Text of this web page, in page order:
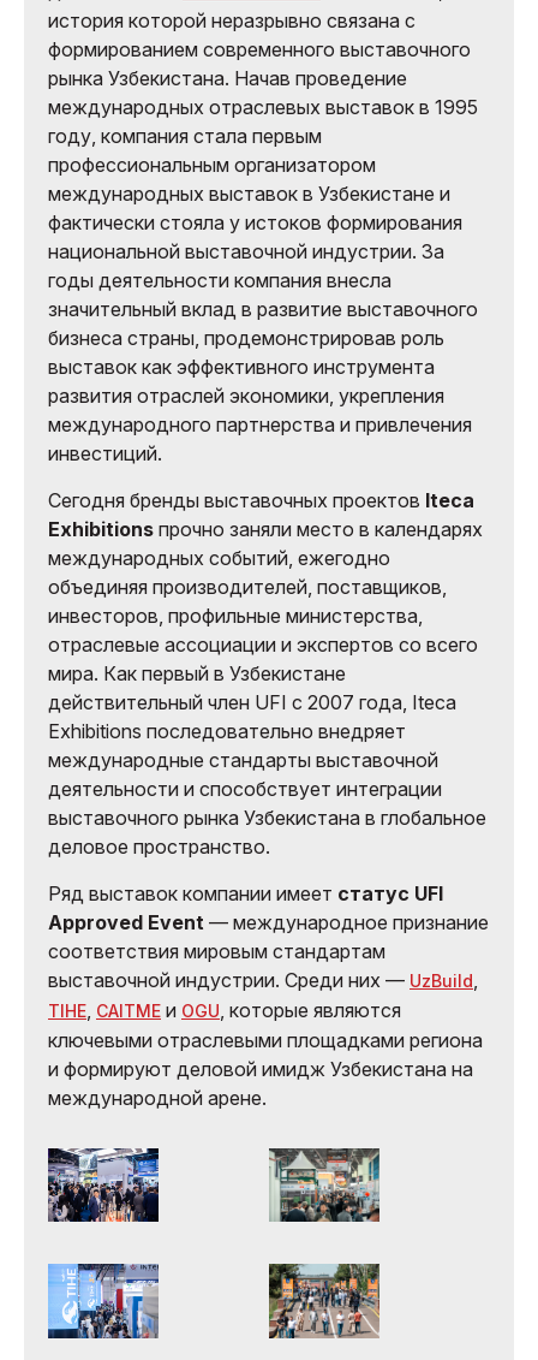
история которой неразрывно связана с
формированием современного выставочного
рынка Узбекистана. Начав проведение
международных отраслевых выставок в 1995
году, компания стала первым
профессиональным организатором
международных выставок в Узбекистане и
фактически стояла у истоков формирования
национальной выставочной индустрии. За
годы деятельности компания внесла
значительный вклад в развитие выставочного
бизнеса страны, продемонстрировав роль
выставок как эффективного инструмента
развития отраслей экономики, укрепления
международного партнерства и привлечения
инвестиций.
Сегодня бренды выставочных проектов Iteca
Exhibitions прочно заняли место в календарях
международных событий, ежегодно
объединяя производителей, поставщиков,
инвесторов, профильные министерства,
отраслевые ассоциации и экспертов со всего
мира. Как первый в Узбекистане
действительный член UFI с 2007 года, Iteca
Exhibitions последовательно внедряет
международные стандарты выставочной
деятельности и способствует интеграции
выставочного рынка Узбекистана в глобальное
деловое пространство.
Ряд выставок компании имеет статус UFI
Approved Event — международное признание
соответствия мировым стандартам
выставочной индустрии. Среди них — UzBuild
TIHE CAITME и OGU , которые являются
ключевыми отраслевыми площадками региона
и формируют деловой имидж Узбекистана на
международной арене.